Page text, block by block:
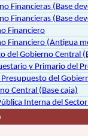
Financieras (Base
Financieras (Base
Financiero
Financiero (Antigua
del Gobierno Central
y Primario del
del
Central (Base caja)
Interna del